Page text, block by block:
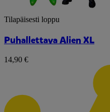
Tilapäisesti loppu
Puhallettava Alien XL
14,90 €